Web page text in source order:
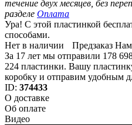
течение двух месяцев, без
разделе Оплата
Ура! С этой пластинкой
способами.
Нет в наличии
Предзаказ
За 17 лет мы отправили 178
224 пластинки. Вашу
коробку и отправим удобным
ID: 374433
О доставке
Об оплате
Видео